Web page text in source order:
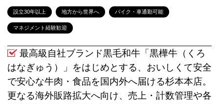
設立30年以上 地方から世界へ バイク・車通勤可能
マネジメント経験歓迎
最高級自社ブランド黒毛和牛「黒樺牛（くろ
はなぎゅう）」をはじめとする、おいしくて安全
で安心な牛肉・食品を国内外へ届ける杉本本店。
更なる海外販路拡大へ向け、売上・計数管理や各